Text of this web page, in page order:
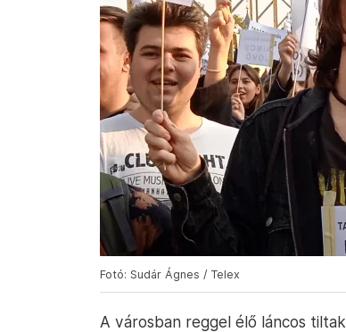
Fotó: Sudár Ágnes / Telex
A városban reggel élő láncos